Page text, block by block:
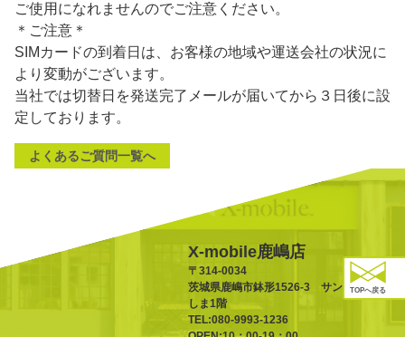
ご使用になれませんのでご注意ください。
＊ご注意＊
SIMカードの到着日は、お客様の地域や運送会社の状況に
より変動がございます。
当社では切替日を発送完了メールが届いてから３日後に設
定しております。
よくあるご質問一覧へ
X-mobile鹿嶋店
〒314-0034
茨城県鹿嶋市鉢形1526-3 サンポートか
しま1階
TEL:080-9993-1236
TOPへ戻る